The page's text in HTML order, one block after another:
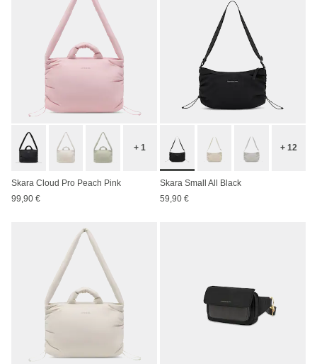
+ 1
Skara Cloud Pro Peach Pink
99,90 €
+ 12
Skara Small All Black
59,90 €